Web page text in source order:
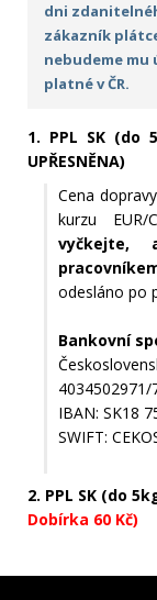
dni
zákazník
nebudeme mu
platné v ČR.
1. PPL SK (do
UPŘESNĚNA)
Cena
kurzu
vyčkejte,
odesláno po
Bankovní
4034502971/
IBAN: SK18
SWIFT:
2. PPL SK (do
Dobírka 60 Kč)